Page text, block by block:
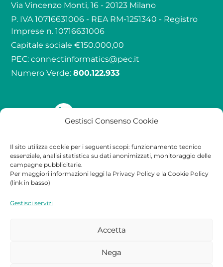
Gestisci Consenso Cookie
Il sito utilizza cookie per i seguenti scopi: funzionamento tecnico
essenziale, analisi statistica su dati anonimizzati, monitoraggio delle
campagne pubblicitarie.
Per maggiori informazioni leggi la Privacy Policy e la Cookie Policy
(link in basso)
Gestisci servizi
Accetta
Nega
Via Vincenzo Monti, 16 - 20123 Milano
P. IVA 10716631006 - REA RM-1251340 - Registro
Imprese n. 10716631006
Capitale sociale €150.000,00
PEC:connectinformatics@pec.it
Numero Verde:800.122.933
Qualità
Certificazioni
Contatti
Contatti
Legale
Privacy Policy